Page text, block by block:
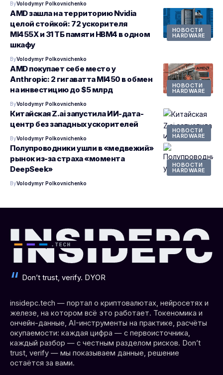
ByVolodymyr Polkovnichenko
НОВОСТИ
HARDWARE
AMD зашла на территорию Nvidia
целой стойкой: 72 ускорителя
MI455X и 31 ТБ памяти HBM4 в одном
шкафу
ByVolodymyr Polkovnichenko
НОВОСТИ
HARDWARE
AMD покупает себе место у
Anthropic: 2 гигаватта MI450 в обмен
на инвестицию до $5 млрд
ByVolodymyr Polkovnichenko
НОВОСТИ
HARDWARE
Китайская Z.ai запустила ИИ-дата-
центр без западных ускорителей
ByVolodymyr Polkovnichenko
НОВОСТИ
HARDWARE
Полупроводники ушли в «медвежий»
рынок из-за страха «момента
DeepSeek»
ByVolodymyr Polkovnichenko
Don’t trust, verify. DYOR
insidepc.tech — портал о криптовалютах, нейросетях и
железе, на котором всё это работает. Токеномика и
ончейн-данные, AI-инструменты на практике, расчёты
окупаемости: каждая цифра — с первоисточника,
каждый разбор — с честным разделом рисков. Don’t
trust, verify — мы показываем данные, решение
остаётся за вами.